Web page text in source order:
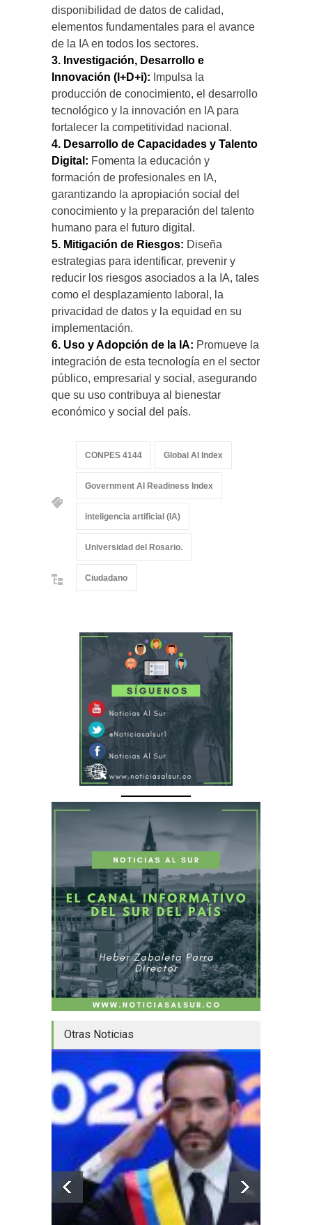
disponibilidad de datos de calidad,
elementos fundamentales para el avance
de la IA en todos los sectores.
3. Investigación, Desarrollo e
Innovación (I+D+i): Impulsa la
producción de conocimiento, el desarrollo
tecnológico y la innovación en IA para
fortalecer la competitividad nacional.
4. Desarrollo de Capacidades y Talento
Digital: Fomenta la educación y
formación de profesionales en IA,
garantizando la apropiación social del
conocimiento y la preparación del talento
humano para el futuro digital.
5. Mitigación de Riesgos: Diseña
estrategias para identificar, prevenir y
reducir los riesgos asociados a la IA, tales
como el desplazamiento laboral, la
privacidad de datos y la equidad en su
implementación.
6. Uso y Adopción de la IA: Promueve la
integración de esta tecnología en el sector
público, empresarial y social, asegurando
que su uso contribuya al bienestar
económico y social del país.
CONPES 4144 Global AI Index
Government AI Readiness Index
inteligencia artificial (IA)
Universidad del Rosario.
Ciudadano
Otras Noticias